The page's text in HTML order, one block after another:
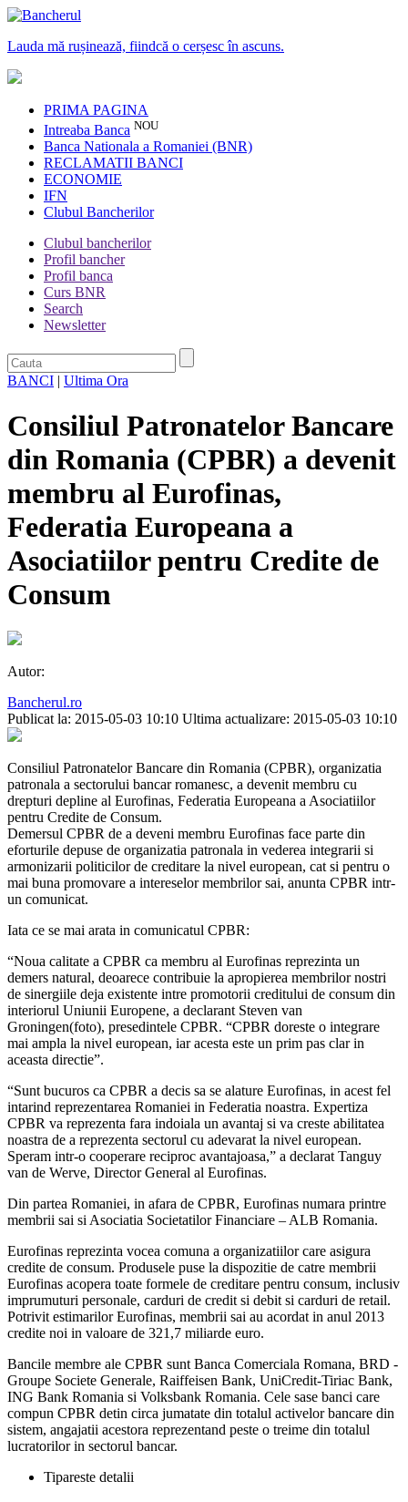
Lauda mă rușinează, fiindcă o cerșesc în ascuns.
PRIMA PAGINA
Intreaba Banca NOU
Banca Nationala a Romaniei (BNR)
RECLAMATII BANCI
ECONOMIE
IFN
Clubul Bancherilor
Clubul bancherilor
Profil bancher
Profil banca
Curs BNR
Search
Newsletter
BANCI | Ultima Ora
Consiliul Patronatelor Bancare
din Romania (CPBR) a devenit
membru al Eurofinas,
Federatia Europeana a
Asociatiilor pentru Credite de
Consum
Autor:
Bancherul.ro
Publicat la: 2015-05-03 10:10 Ultima actualizare: 2015-05-03 10:10
Consiliul Patronatelor Bancare din Romania (CPBR), organizatia
patronala a sectorului bancar romanesc, a devenit membru cu
drepturi depline al Eurofinas, Federatia Europeana a Asociatiilor
pentru Credite de Consum.
Demersul CPBR de a deveni membru Eurofinas face parte din
eforturile depuse de organizatia patronala in vederea integrarii si
armonizarii politicilor de creditare la nivel european, cat si pentru o
mai buna promovare a intereselor membrilor sai, anunta CPBR intr-
un comunicat.
Iata ce se mai arata in comunicatul CPBR:
“Noua calitate a CPBR ca membru al Eurofinas reprezinta un
demers natural, deoarece contribuie la apropierea membrilor nostri
de sinergiile deja existente intre promotorii creditului de consum din
interiorul Uniunii Europene, a declarant Steven van
Groningen(foto), presedintele CPBR. “CPBR doreste o integrare
mai ampla la nivel european, iar acesta este un prim pas clar in
aceasta directie”.
“Sunt bucuros ca CPBR a decis sa se alature Eurofinas, in acest fel
intarind reprezentarea Romaniei in Federatia noastra. Expertiza
CPBR va reprezenta fara indoiala un avantaj si va creste abilitatea
noastra de a reprezenta sectorul cu adevarat la nivel european.
Speram intr-o cooperare reciproc avantajoasa,” a declarat Tanguy
van de Werve, Director General al Eurofinas.
Din partea Romaniei, in afara de CPBR, Eurofinas numara printre
membrii sai si Asociatia Societatilor Financiare – ALB Romania.
Eurofinas reprezinta vocea comuna a organizatiilor care asigura
credite de consum. Produsele puse la dispozitie de catre membrii
Eurofinas acopera toate formele de creditare pentru consum, inclusiv
imprumuturi personale, carduri de credit si debit si carduri de retail.
Potrivit estimarilor Eurofinas, membrii sai au acordat in anul 2013
credite noi in valoare de 321,7 miliarde euro.
Bancile membre ale CPBR sunt Banca Comerciala Romana, BRD ‐
Groupe Societe Generale, Raiffeisen Bank, UniCredit‐Tiriac Bank,
ING Bank Romania si Volksbank Romania. Cele sase banci care
compun CPBR detin circa jumatate din totalul activelor bancare din
sistem, angajatii acestora reprezentand peste o treime din totalul
lucratorilor in sectorul bancar.
Tipareste detalii